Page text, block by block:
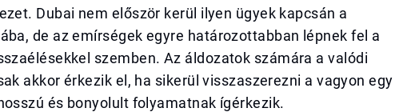
Dubai nem először kerül ilyen ügyek kapcsán a
de az emírségek egyre határozottabban lépnek fel a
szemben. Az áldozatok számára a valódi
akkor érkezik el, ha sikerül visszaszerezni a vagyon egy
és bonyolult folyamatnak ígérkezik.